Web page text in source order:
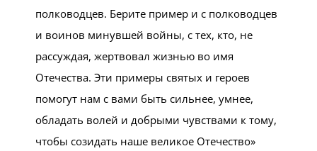
полководцев. Берите пример и с полководцев
и воинов минувшей войны, с тех, кто, не
рассуждая, жертвовал жизнью во имя
Отечества. Эти примеры святых и героев
помогут нам с вами быть сильнее, умнее,
обладать волей и добрыми чувствами к тому,
чтобы созидать наше великое Отечество»